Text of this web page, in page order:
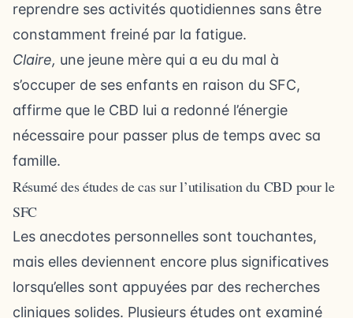
reprendre ses activités quotidiennes sans être
constamment freiné par la fatigue.
Claire, une jeune mère qui a eu du mal à
s’occuper de ses enfants en raison du SFC,
affirme que le CBD lui a redonné l’énergie
nécessaire pour passer plus de temps avec sa
famille.
Résumé des études de cas sur l’utilisation du CBD pour le
SFC
Les anecdotes personnelles sont touchantes,
mais elles deviennent encore plus significatives
lorsqu’elles sont appuyées par des recherches
cliniques solides. Plusieurs études ont examiné